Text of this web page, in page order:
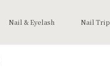
Nail & Eyelash Nail Trip